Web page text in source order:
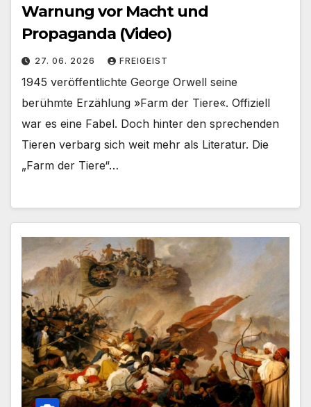
Warnung vor Macht und
Propaganda (Video)
27. 06. 2026 FREIGEIST
1945 veröffentlichte George Orwell seine
berühmte Erzählung »Farm der Tiere«. Offiziell
war es eine Fabel. Doch hinter den sprechenden
Tieren verbarg sich weit mehr als Literatur. Die
„Farm der Tiere“…